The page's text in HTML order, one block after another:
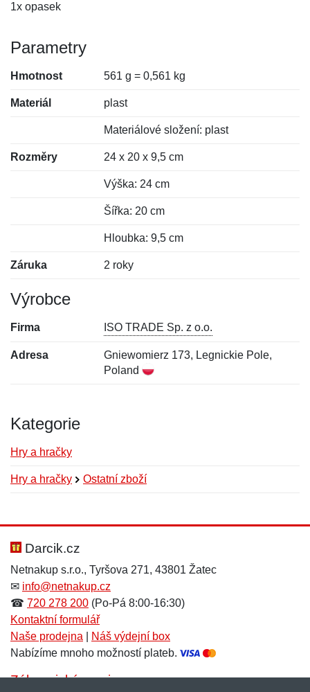
1x opasek
Parametry
Hmotnost 561 g = 0,561 kg
Materiál plast
Materiálové složení: plast
Rozměry 24 x 20 x 9,5 cm
Výška: 24 cm
Šířka: 20 cm
Hloubka: 9,5 cm
Záruka 2 roky
Výrobce
Firma ISO TRADE Sp. z o.o.
Adresa
Gniewomierz 173, Legnickie Pole,
Poland
Kategorie
Hry a hračky
Hry a hračky Ostatní zboží
Hodnocení:
Jméno: *
Jméno:
E-mail:*
Darcik.cz
Netnakup s.r.o., Tyršova 271, 43801 Žatec
✉ info@netnakup.cz
☎ 720 278 200 (Po-Pá 8:00-16:30)
Kontaktní formulář
Naše prodejna
Náš výdejní box
Nabízíme mnoho možností plateb.
Zákaznický servis